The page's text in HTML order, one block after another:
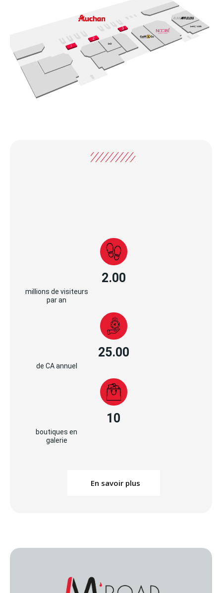
2.00
millions de visiteurs
par an
25.00
de CA annuel
10
boutiques en
galerie
En savoir plus